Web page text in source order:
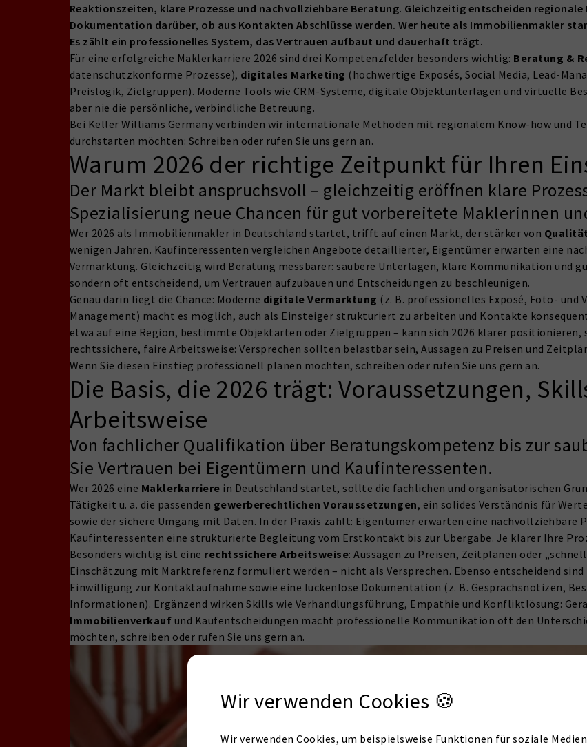
Reaktionszeiten, klare Prozesse und nachvollziehbare Beratung. Gleichzeitig entscheiden
Dokumentation darüber, ob aus Kontakten Abschlüsse werden. Wer heute als Immobilienmakler
Es zählt ein professionelles System, das Vertrauen aufbaut und dauerhaft trägt.
Für eine erfolgreiche Maklerkarriere 2026 sind drei Kompetenzfelder besonders wichtig: Beratung &
datenschutzkonforme Prozesse), digitales Marketing (hochwertige Exposés, Social Media, Lead-
Preislogik, Zielgruppen). Moderne Tools wie CRM-Systeme, digitale Objektunterlagen und virtuelle
aber nie die persönliche, verbindliche Betreuung.
Bei Keller Williams Germany verbinden wir internationale Methoden mit regionalem Know-how und
durchstarten möchten: Schreiben oder rufen Sie uns gern an.
Warum 2026 der richtige Zeitpunkt für Ihren
Der Markt bleibt anspruchsvoll – gleichzeitig eröffnen klare
Spezialisierung neue Chancen für gut vorbereitete Maklerinnen
Wer 2026 als Immobilienmakler in Deutschland startet, trifft auf einen Markt, der stärker von
wenigen Jahren. Kaufinteressenten vergleichen Angebote detaillierter, Eigentümer erwarten eine
Vermarktung. Gleichzeitig wird Beratung messbarer: saubere Unterlagen, klare Kommunikation und
sondern oft entscheidend, um Vertrauen aufzubauen und Entscheidungen zu beschleunigen.
Genau darin liegt die Chance: Moderne digitale Vermarktung (z. B. professionelles Exposé, Foto- und
Management) macht es möglich, auch als Einsteiger strukturiert zu arbeiten und Kontakte
etwa auf eine Region, bestimmte Objektarten oder Zielgruppen – kann sich 2026 klarer
rechtssichere, faire Arbeitsweise: Versprechen sollten belastbar sein, Aussagen zu Preisen und
Wenn Sie diesen Einstieg professionell planen möchten, schreiben oder rufen Sie uns gern an.
Die Basis, die 2026 trägt: Voraussetzungen,
Arbeitsweise
Von fachlicher Qualifikation über Beratungskompetenz bis zur
Sie Vertrauen bei Eigentümern und Kaufinteressenten.
Wer 2026 eine Maklerkarriere in Deutschland startet, sollte die fachlichen und organisatorischen
Tätigkeit u. a. die passenden gewerberechtlichen Voraussetzungen, ein solides Verständnis für
sowie der sichere Umgang mit Daten. In der Praxis zählt: Eigentümer erwarten eine nachvollziehbare
Kaufinteressenten eine strukturierte Begleitung vom Erstkontakt bis zur Übergabe. Je klarer Ihre
Besonders wichtig ist eine rechtssichere Arbeitsweise: Aussagen zu Preisen, Zeitplänen oder
Einschätzung mit Marktreferenz formuliert werden – nicht als Versprechen. Ebenso entscheidend
Einwilligung zur Kontaktaufnahme sowie eine lückenlose Dokumentation (z. B. Gesprächsnotizen,
Informationen). Ergänzend wirken Skills wie Verhandlungsführung, Empathie und Konfliktlösung:
Immobilienverkauf und Kaufentscheidungen macht professionelle Kommunikation oft den
möchten, schreiben oder rufen Sie uns gern an.
Wir verwenden Cookies 🍪
Wir verwenden Cookies, um beispielsweise Funktionen für soziale